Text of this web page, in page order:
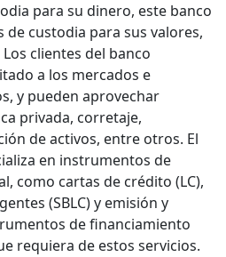
para su dinero, este banco
custodia para sus valores,
clientes del banco
a los mercados e
y pueden aprovechar
privada, corretaje,
de activos, entre otros. El
en instrumentos de
como cartas de crédito (LC),
(SBLC) y emisión y
de financiamiento
requiera de estos servicios.